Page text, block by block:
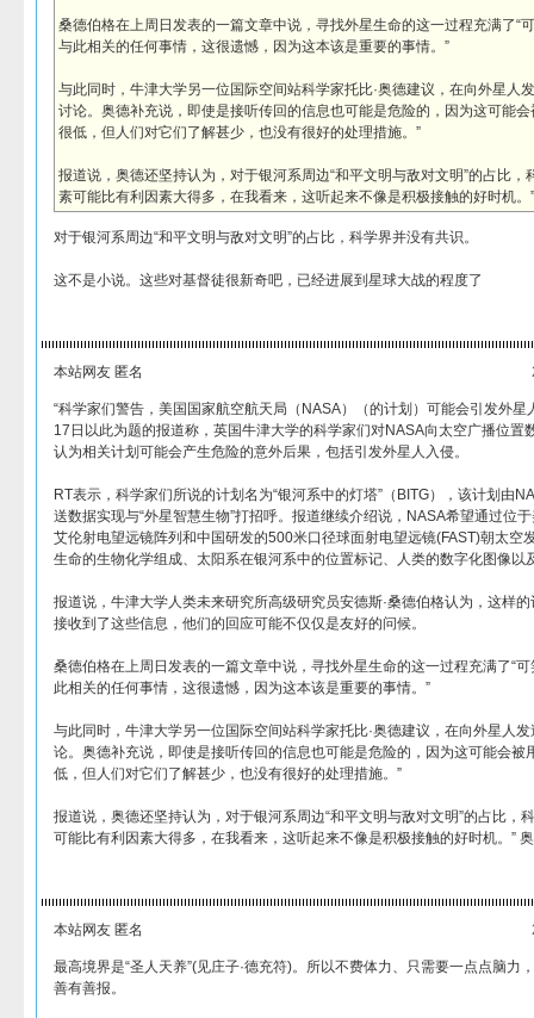
桑德伯格在上周日发表的一篇文章中说，寻找外星生命的这一过程充满了“
与此相关的任何事情，这很遗憾，因为这本该是重要的事情。”
与此同时，牛津大学另一位国际空间站科学家托比·奥德建议，在向外星人
讨论。奥德补充说，即使是接听传回的信息也可能是危险的，因为这可能
很低，但人们对它们了解甚少，也没有很好的处理措施。”
报道说，奥德还坚持认为，对于银河系周边“和平文明与敌对文明”的占比
素可能比有利因素大得多，在我看来，这听起来不像是积极接触的好时机。
对于银河系周边“和平文明与敌对文明”的占比，科学界并没有共识。
这不是小说。这些对基督徒很新奇吧，已经进展到星球大战的程度了
本站网友 匿名
“科学家们警告，美国国家航空航天局（NASA）（的计划）可能会引发外星
17日以此为题的报道称，英国牛津大学的科学家们对NASA向太空广播位置
认为相关计划可能会产生危险的意外后果，包括引发外星人入侵。
RT表示，科学家们所说的计划名为“银河系中的灯塔”（BITG），该计划由
送数据实现与“外星智慧生物”打招呼。报道继续介绍说，NASA希望通过位
艾伦射电望远镜阵列和中国研发的500米口径球面射电望远镜(FAST)朝太空
生命的生物化学组成、太阳系在银河系中的位置标记、人类的数字化图像以
报道说，牛津大学人类未来研究所高级研究员安德斯·桑德伯格认为，这样
接收到了这些信息，他们的回应可能不仅仅是友好的问候。
桑德伯格在上周日发表的一篇文章中说，寻找外星生命的这一过程充满了“
此相关的任何事情，这很遗憾，因为这本该是重要的事情。”
与此同时，牛津大学另一位国际空间站科学家托比·奥德建议，在向外星人
论。奥德补充说，即使是接听传回的信息也可能是危险的，因为这可能会被
低，但人们对它们了解甚少，也没有很好的处理措施。”
报道说，奥德还坚持认为，对于银河系周边“和平文明与敌对文明”的占比，
可能比有利因素大得多，在我看来，这听起来不像是积极接触的好时机。”
本站网友 匿名
最高境界是“圣人天养”(见庄子·德充符)。所以不费体力、只需要一点点脑力
善有善报。